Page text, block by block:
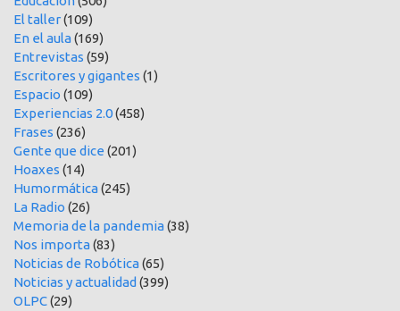
El taller(109)
En el aula(169)
Entrevistas (59)
Escritores y gigantes (1)
Espacio (109)
Experiencias 2.0(458)
Frases (236)
Gente que dice (201)
Hoaxes (14)
Humormática(245)
La Radio (26)
Memoria de la pandemia(38)
Nos importa(83)
Noticias de Robótica(65)
Noticias y actualidad (399)
OLPC(29)